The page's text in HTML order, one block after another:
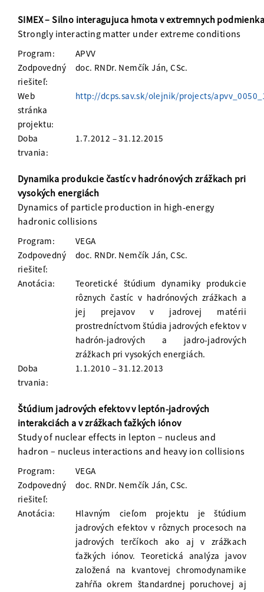
SIMEX – Silno interagujuca hmota v extremnych
Strongly interacting matter under extreme conditions
Program:
APVV
Zodpovedný
riešiteľ:
doc. RNDr. Nemčík Ján, CSc.
Web
stránka
projektu:
http://dcps.sav.sk/olejnik/projects/
Doba
trvania:
1.7.2012 – 31.12.2015
Dynamika produkcie častíc v hadrónových zrážkach pri
vysokých energiách
Dynamics of particle production in high-energy
hadronic collisions
Program:
VEGA
Zodpovedný
riešiteľ:
doc. RNDr. Nemčík Ján, CSc.
Anotácia:
Teoretické štúdium dynamiky produkcie
rôznych častíc v hadrónových zrážkach a
jej prejavov v jadrovej matérii
prostredníctvom štúdia jadrových efektov v
hadrón-jadrových a jadro-jadrových
zrážkach pri vysokých energiách.
Doba
trvania:
1.1.2010 – 31.12.2013
Štúdium jadrových efektov v leptón-jadrových
interakciách a v zrážkach ťažkých iónov
Study of nuclear effects in lepton – nucleus and
hadron – nucleus interactions and heavy ion collisions
Program:
VEGA
Zodpovedný
riešiteľ:
doc. RNDr. Nemčík Ján, CSc.
Anotácia:
Hlavným cieľom projektu je štúdium
jadrových efektov v rôznych procesoch na
jadrových terčíkoch ako aj v zrážkach
ťažkých iónov. Teoretická analýza javov
založená na kvantovej chromodynamike
zahŕňa okrem štandardnej poruchovej aj